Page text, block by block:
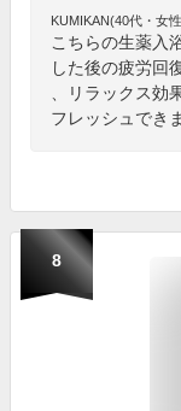
KUMIKAN(40代・女
こちらの生薬入
した後の疲労回
、リラックス効
フレッシュでき
8